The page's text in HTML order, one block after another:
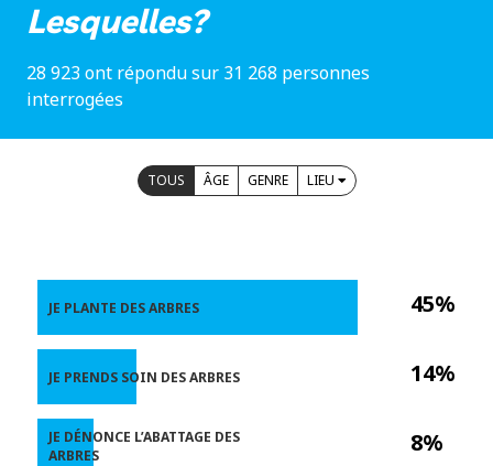
Lesquelles?
28 923 ont répondu sur 31 268 personnes
interrogées
TOUS ÂGE GENRE LIEU
45%
14%
8%
JE PLANTE DES ARBRES
JE PRENDS SOIN DES ARBRES
JE DÉNONCE L’ABATTAGE DES
ARBRES